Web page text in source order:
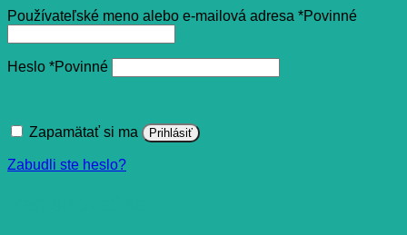
Používateľské meno alebo e-mailová adresa *Povinné
Heslo *Povinné
Zapamätať si ma Prihlásiť
Zabudli ste heslo?